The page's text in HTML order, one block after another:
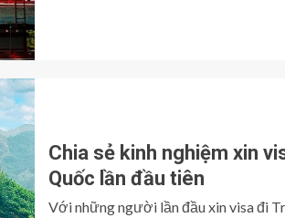
Chia sẻ kinh nghiệm xin
Quốc lần đầu tiên
Với những người lần đầu xin visa đi